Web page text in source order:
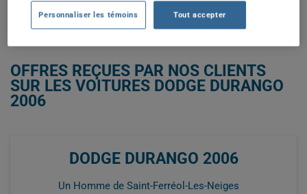
DURANGO 2006
OFFRES REÇUES PAR NOS CLIENTS
SUR LES VOITURES DODGE DURANGO
2006
DODGE DURANGO 2006
Un Homme de Saint-Ferréol-Les-Neiges
Personnaliser les témoins Tout accepter